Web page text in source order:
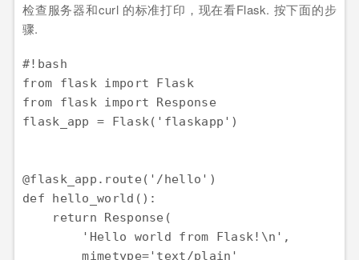
检查服务器和curl 的标准打印，现在看Flask. 按下面的步
骤.
#!bash
from flask import Flask
from flask import Response
flask_app = Flask('flaskapp')
@flask_app.route('/hello')
def hello_world():
    return Response(
        'Hello world from Flask!\n',
        mimetype='text/plain'